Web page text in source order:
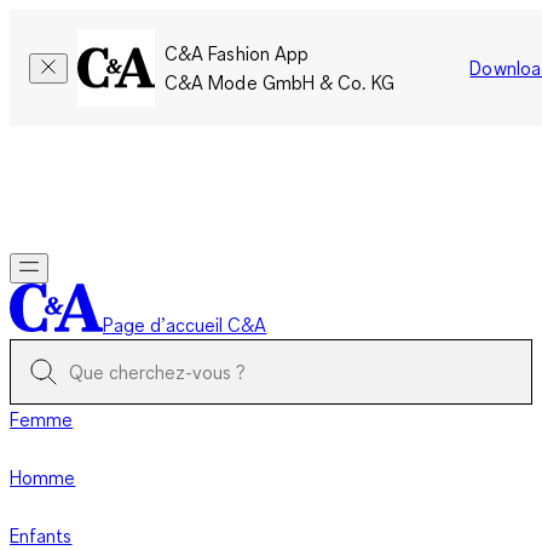
C&A Fashion App
C&A Mode GmbH & Co. KG
Page d’accueil C&A
Femme
Homme
Enfants